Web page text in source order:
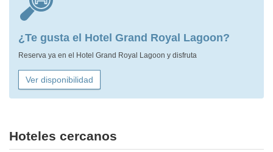
¿Te gusta el Hotel Grand Royal Lagoon?
Reserva ya en el Hotel Grand Royal Lagoon y disfruta
Ver disponibilidad
Hoteles cercanos